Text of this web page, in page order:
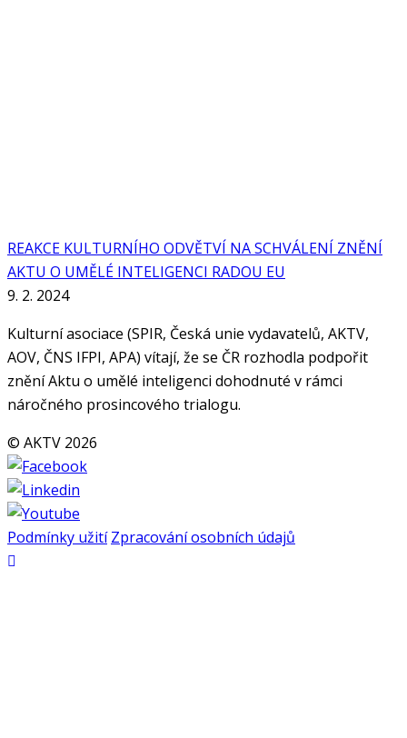
REAKCE KULTURNÍHO ODVĚTVÍ NA SCHVÁLENÍ ZNĚNÍ
AKTU O UMĚLÉ INTELIGENCI RADOU EU
9. 2. 2024
Kulturní asociace (SPIR, Česká unie vydavatelů, AKTV,
AOV, ČNS IFPI, APA) vítají, že se ČR rozhodla podpořit
znění Aktu o umělé inteligenci dohodnuté v rámci
náročného prosincového trialogu.
© AKTV 2026
Podmínky užití Zpracování osobních údajů